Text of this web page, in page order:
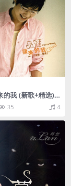
的我 (新歌+精选)
分轨/855M）
35 4